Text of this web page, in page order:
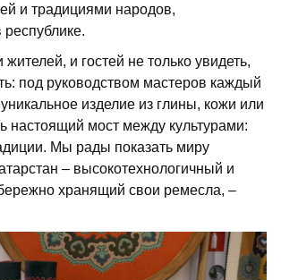
и традициями народов,
и гостей не только увидеть,
под руководством мастеров каждый
изделие из глины, кожи или
настоящий мост между культурами:
Мы рады показать миру
– высокотехнологичный и
хранящий свои ремесла, –